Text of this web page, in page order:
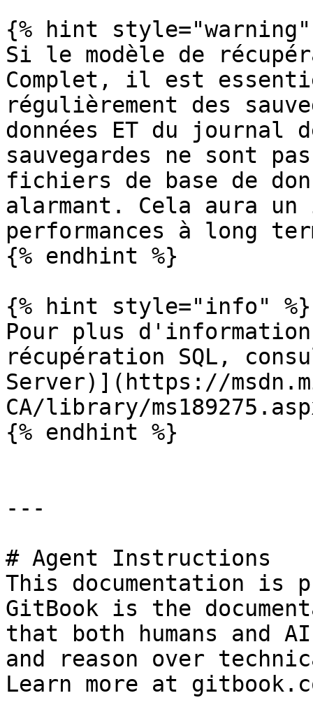
{% hint style="warning"
Si le modèle de
Complet, il est
régulièrement des
données ET du journal
sauvegardes ne sont
fichiers de base de
alarmant. Cela aura
performances à long
{% endhint %}
{% hint style="info" %}
Pour plus
récupération SQL,
Server)](https://
CA/library/
{% endhint %}
---
# Agent Instructions
This documentation is
GitBook is the
that both humans and
and reason over
Learn more at